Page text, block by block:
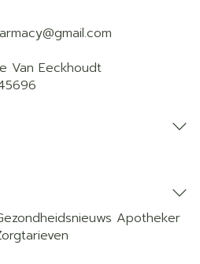
gmail.com
Van Eeckhoudt
Apotheker